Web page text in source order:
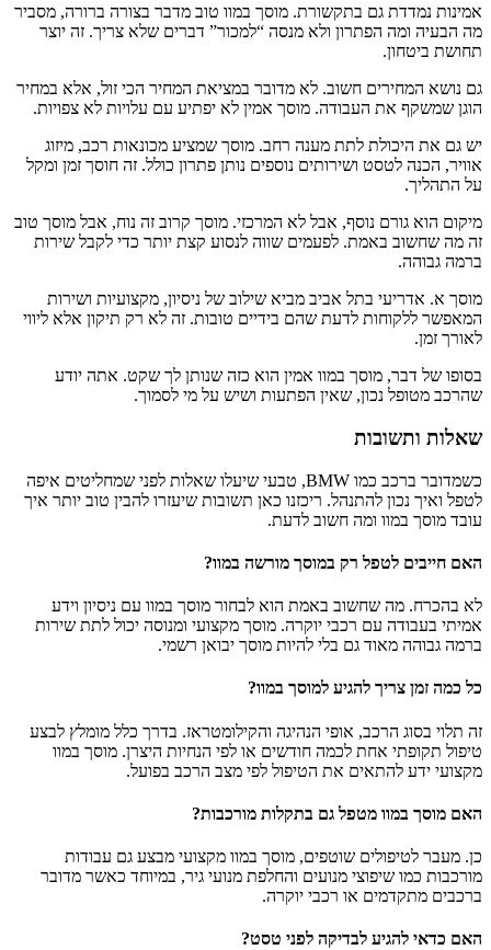
אמינות נמדדת גם בתקשורת. מוסך במוו טוב מדבר בצורה ברורה, מסביר
מה הבעיה ומה הפתרון ולא מנסה “למכור” דברים שלא צריך. זה יוצר
תחושת ביטחון.
גם נושא המחירים חשוב. לא מדובר במציאת המחיר הכי זול, אלא במחיר
הוגן שמשקף את העבודה. מוסך אמין לא יפתיע עם עלויות לא צפויות.
יש גם את היכולת לתת מענה רחב. מוסך שמציע מכונאות רכב, מיזוג
אוויר, הכנה לטסט ושירותים נוספים נותן פתרון כולל. זה חוסך זמן ומקל
על התהליך.
מיקום הוא גורם נוסף, אבל לא המרכזי. מוסך קרוב זה נוח, אבל מוסך טוב
זה מה שחשוב באמת. לפעמים שווה לנסוע קצת יותר כדי לקבל שירות
ברמה גבוהה.
מוסך א. אדריעי בתל אביב מביא שילוב של ניסיון, מקצועיות ושירות
המאפשר ללקוחות לדעת שהם בידיים טובות. זה לא רק תיקון אלא ליווי
לאורך זמן.
בסופו של דבר, מוסך במוו אמין הוא כזה שנותן לך שקט. אתה יודע
שהרכב מטופל נכון, שאין הפתעות ושיש על מי לסמוך.
שאלות ותשובות
כשמדובר ברכב כמו BMW, טבעי שיעלו שאלות לפני שמחליטים איפה
לטפל ואיך נכון להתנהל. ריכזנו כאן תשובות שיעזרו להבין טוב יותר איך
עובד מוסך במוו ומה חשוב לדעת.
האם חייבים לטפל רק במוסך מורשה במוו?
לא בהכרח. מה שחשוב באמת הוא לבחור מוסך במוו עם ניסיון וידע
אמיתי בעבודה עם רכבי יוקרה. מוסך מקצועי ומנוסה יכול לתת שירות
ברמה גבוהה מאוד גם בלי להיות מוסך יבואן רשמי.
כל כמה זמן צריך להגיע למוסך במוו?
זה תלוי בסוג הרכב, אופי הנהיגה והקילומטראז. בדרך כלל מומלץ לבצע
טיפול תקופתי אחת לכמה חודשים או לפי הנחיות היצרן. מוסך במוו
מקצועי ידע להתאים את הטיפול לפי מצב הרכב בפועל.
האם מוסך במוו מטפל גם בתקלות מורכבות?
כן. מעבר לטיפולים שוטפים, מוסך במוו מקצועי מבצע גם עבודות
מורכבות כמו שיפוצי מנועים והחלפת מנועי גיר, במיוחד כאשר מדובר
ברכבים מתקדמים או רכבי יוקרה.
האם כדאי להגיע לבדיקה לפני טסט?